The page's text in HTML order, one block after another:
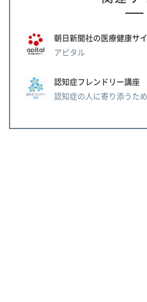
朝日新聞社の医療健康サ
アピタル
認知症フレンドリー講座
認知症の人に寄り添うた